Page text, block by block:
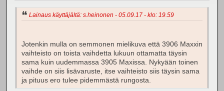
Lainaus käyttäjältä: s.heinonen - 05.09.17 - klo: 19.59
Jotenkin mulla on semmonen mielikuva että 3906 Maxxin
vaihteisto on toista vaihdetta lukuun ottamatta täysin
sama kuin uudemmassa 3905 Maxissa. Nykyään toinen
vaihde on siis lisävaruste, itse vaihteisto siis täysin sama
ja pituus ero tulee pidemmästä rungosta.